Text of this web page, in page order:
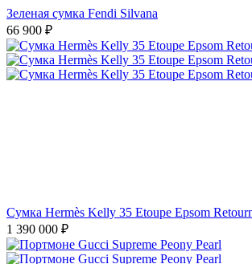
Зеленая сумка Fendi Silvana
66 900 ₽
Сумка Hermès Kelly 35 Etoupe Epsom
1 390 000 ₽